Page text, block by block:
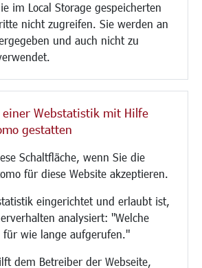
im Local Storage gespeicherten
nicht zugreifen. Sie werden an
und auch nicht zu
einer Webstatistik mit Hilfe
gestatten
Schaltfläche, wenn Sie die
für diese Website akzeptieren.
eingerichtet und erlaubt ist,
analysiert: "Welche
wie lange aufgerufen."
dem Betreiber der Webseite,